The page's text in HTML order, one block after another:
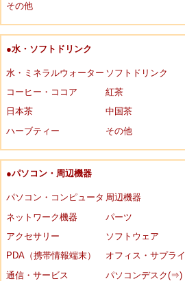
その他
●水・ソフトドリンク
水・ミネラルウォーター ソフトドリンク
コーヒー・ココア
紅茶
日本茶
中国茶
ハーブティー
その他
●パソコン・周辺機器
パソコン・コンピュータ 周辺機器
ネットワーク機器
パーツ
アクセサリー
ソフトウェア
PDA（携帯情報端末）
オフィス・サプライ
通信・サービス
パソコンデスク(⇒)